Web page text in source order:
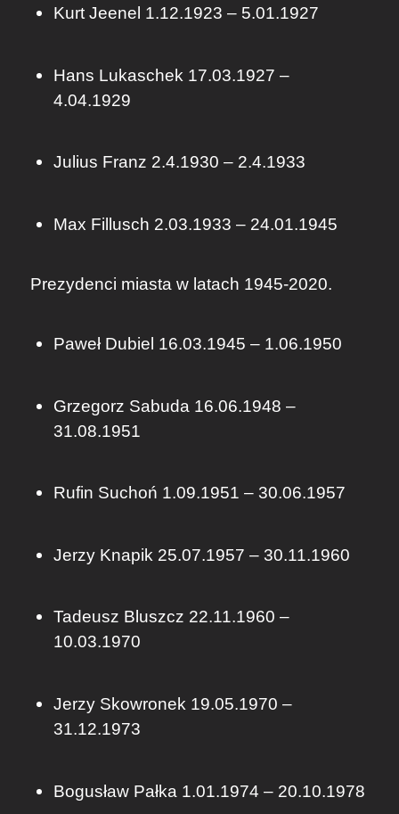
Kurt Jeenel 1.12.1923 – 5.01.1927
Hans Lukaschek 17.03.1927 –
4.04.1929
Julius Franz 2.4.1930 – 2.4.1933
Max Fillusch 2.03.1933 – 24.01.1945
Prezydenci miasta w latach 1945-2020.
Paweł Dubiel 16.03.1945 – 1.06.1950
Grzegorz Sabuda 16.06.1948 –
31.08.1951
Rufin Suchoń 1.09.1951 – 30.06.1957
Jerzy Knapik 25.07.1957 – 30.11.1960
Tadeusz Bluszcz 22.11.1960 –
10.03.1970
Jerzy Skowronek 19.05.1970 –
31.12.1973
Bogusław Pałka 1.01.1974 – 20.10.1978